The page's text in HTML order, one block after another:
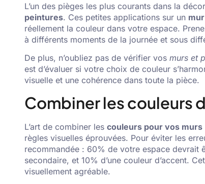
L’un des pièges les plus courants dans la
peintures. Ces petites applications sur un mur
réellement la couleur dans votre espace.
à différents moments de la journée et sous
De plus, n’oubliez pas de vérifier vos murs et
est d’évaluer si votre choix de couleur
visuelle et une cohérence dans toute la pièce.
Combiner les couleurs
L’art de combiner les couleurs pour vos murs
règles visuelles éprouvées. Pour éviter les
recommandée : 60% de votre espace devrait
secondaire, et 10% d’une couleur d’accent.
visuellement agréable.